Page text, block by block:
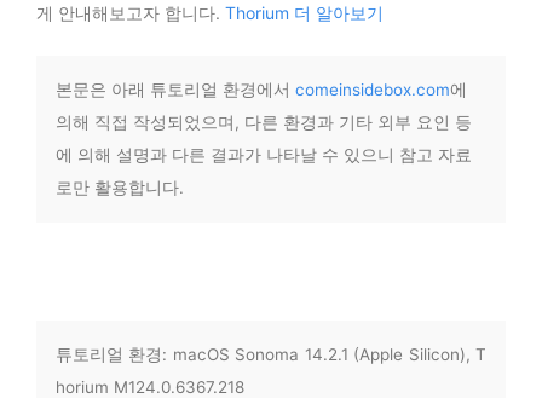
게 안내해보고자 합니다. Thorium 더 알아보기
본문은 아래 튜토리얼 환경에서 comeinsidebox.com에
의해 직접 작성되었으며, 다른 환경과 기타 외부 요인 등
에 의해 설명과 다른 결과가 나타날 수 있으니 참고 자료
로만 활용합니다.
튜토리얼 환경: macOS Sonoma 14.2.1 (Apple Silicon), T
horium M124.0.6367.218